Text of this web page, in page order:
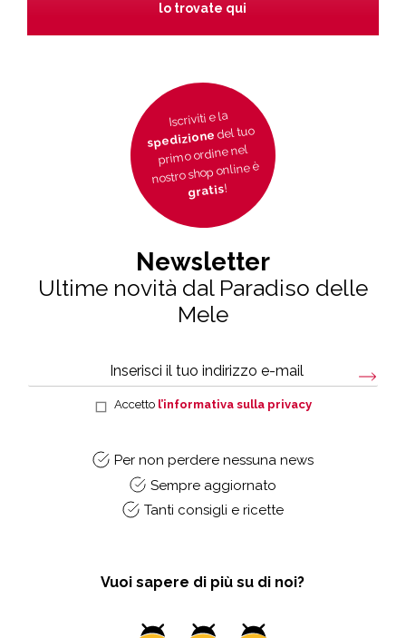
lo trovate qui
Iscriviti e la
spedizionedel tuo
primo ordine nel
nostro shop online è
gratis!
Newsletter
Ultime novità dal Paradiso delle
Mele
Accetto l’informativa sulla privacy
Per non perdere nessuna news
Sempre aggiornato
Tanti consigli e ricette
Vuoi sapere di più su di noi?